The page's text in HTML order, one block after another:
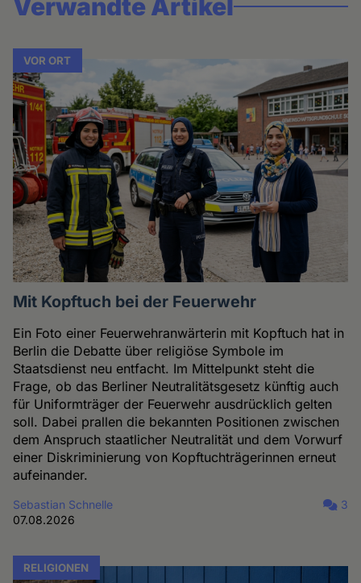
Verwandte Artikel
VOR ORT
Mit Kopftuch bei der Feuerwehr
Ein Foto einer Feuerwehranwärterin mit Kopftuch hat in
Berlin die Debatte über religiöse Symbole im
Staatsdienst neu entfacht. Im Mittelpunkt steht die
Frage, ob das Berliner Neutralitätsgesetz künftig auch
für Uniformträger der Feuerwehr ausdrücklich gelten
soll. Dabei prallen die bekannten Positionen zwischen
dem Anspruch staatlicher Neutralität und dem Vorwurf
einer Diskriminierung von Kopftuchträgerinnen erneut
aufeinander.
Sebastian Schnelle
07.08.2026
3
RELIGIONEN